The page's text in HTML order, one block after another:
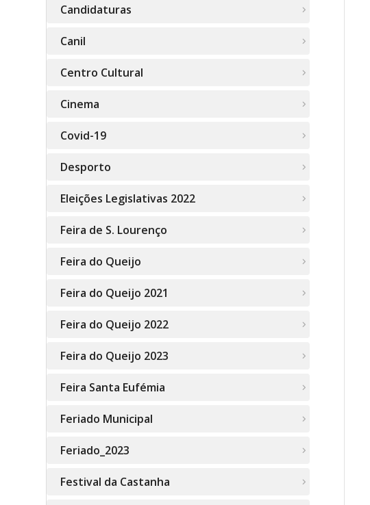
Candidaturas
Canil
Centro Cultural
Cinema
Covid-19
Desporto
Eleições Legislativas 2022
Feira de S. Lourenço
Feira do Queijo
Feira do Queijo 2021
Feira do Queijo 2022
Feira do Queijo 2023
Feira Santa Eufémia
Feriado Municipal
Feriado_2023
Festival da Castanha